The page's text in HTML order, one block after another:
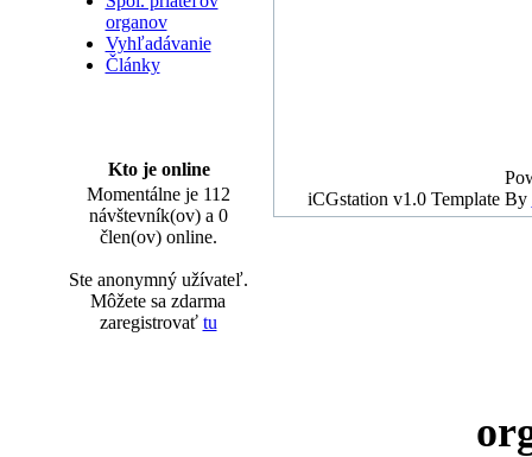
organov
Vyhľadávanie
Články
Kto je online
Momentálne je 112
návštevník(ov) a 0
člen(ov) online.
Ste anonymný užívateľ.
Môžete sa zdarma
zaregistrovať tu
iCGstation v1.0 Template By